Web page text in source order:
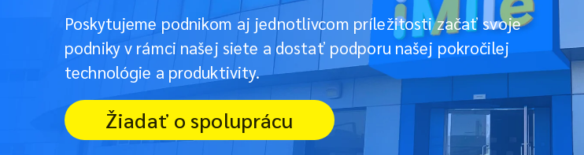
Poskytujeme podnikom aj jednotlivcom príležitosti začať svoje
podniky v rámci našej siete a dostať podporu našej pokročilej
technológie a produktivity.
Žiadať o spoluprácu